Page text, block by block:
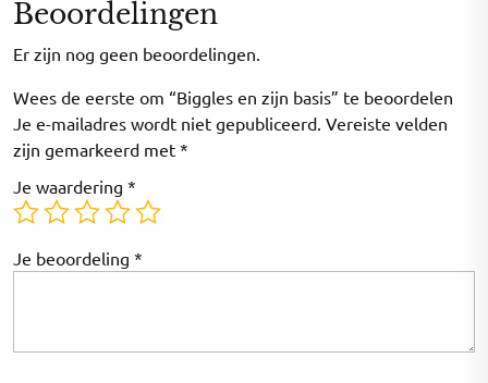
Beoordelingen
Er zijn nog geen beoordelingen.
Wees de eerste om “Biggles en zijn basis” te beoordelen
Je e-mailadres wordt niet gepubliceerd. Vereiste velden
zijn gemarkeerd met *
Je waardering *
Je beoordeling *